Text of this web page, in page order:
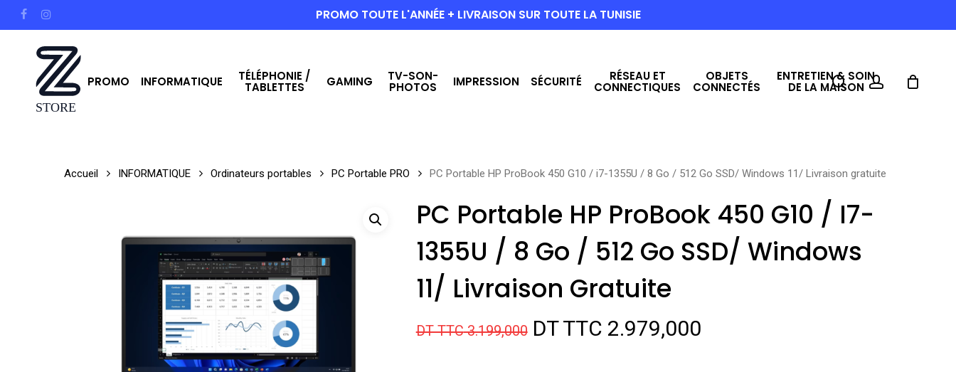
to
facebookinstagram PROMO TOUTE L'ANNÉE + LIVRAISON SUR TOUTE LA TUNISIE
PROMO INFORMATIQUE TÉLÉPHONIE /
TABLETTES GAMING TV-SON-
PHOTOS IMPRESSION SÉCURITÉ RÉSEAU ET
CONNECTIQUES
OBJETS
CONNECTÉS
ENTRETIEN & SOIN
DE LA MAISONsearchaccount
Accueil INFORMATIQUE Ordinateurs portables PC Portable PRO PC Portable HP ProBook 450 G10 / i7-1355U / 8 Go / 512 Go SSD/ Windows 11/ Livraison gratuite
PC Portable HP ProBook 450 G10 / I7-
1355U / 8 Go / 512 Go SSD/ Windows
11/ Livraison Gratuite
DT TTC3.199,000 Le
DT TTC 2.979,000Le